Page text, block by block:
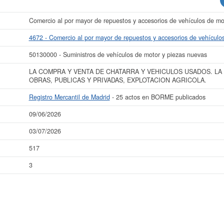
Comercio al por mayor de repuestos y accesorios de vehículos de
4672 - Comercio al por mayor de repuestos y accesorios de
50130000 - Suministros de vehículos de motor y piezas nuevas
LA COMPRA Y VENTA DE CHATARRA Y VEHICULOS USADOS.
OBRAS, PUBLICAS Y PRIVADAS, EXPLOTACION AGRICOLA.
Registro Mercantil de Madrid- 25 actos en BORME publicados
09/06/2026
03/07/2026
517
3